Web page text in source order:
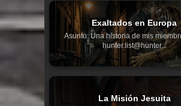
Exaltados en Europa
Asunto: Una historia de mis
hunter.list@hunter...
La Misión Jesuita